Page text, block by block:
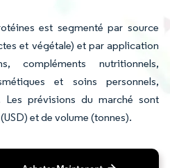
est segmenté par source
et végétale) et par application
compléments nutritionnels,
et soins personnels,
Les prévisions du marché sont
et de volume (tonnes).